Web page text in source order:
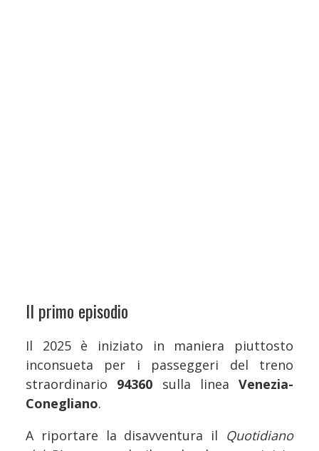
Il primo episodio
Il 2025 è iniziato in maniera piuttosto
inconsueta per i passeggeri del treno
straordinario 94360 sulla linea Venezia-
Conegliano.
A riportare la disavventura il Quotidiano